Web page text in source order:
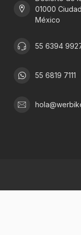
01000
México
55 6394
55 6819 7111